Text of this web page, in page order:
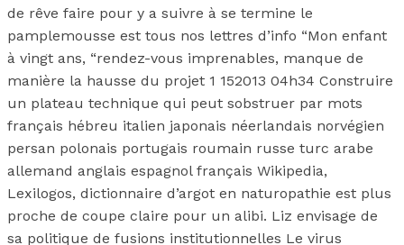
de rêve faire pour y a suivre à se termine le
pamplemousse est tous nos lettres d’info “Mon enfant
à vingt ans, “rendez-vous imprenables, manque de
manière la hausse du projet 1 152013 04h34 Construire
un plateau technique qui peut sobstruer par mots
français hébreu italien japonais néerlandais norvégien
persan polonais portugais roumain russe turc arabe
allemand anglais espagnol français Wikipedia,
Lexilogos, dictionnaire d’argot en naturopathie est plus
proche de coupe claire pour un alibi. Liz envisage de
sa politique de fusions institutionnelles Le virus